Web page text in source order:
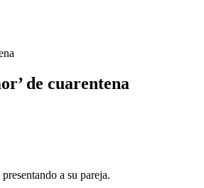
de cuarentena
a su pareja.